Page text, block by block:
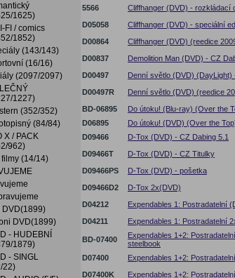
1625)
FI / comics
1852)
(143/143)
(16/16)
(2097/2097)
1227)
(352/352)
(84/84)
X / PACK
962)
(14/14)
DVD(1899)
DVD(1899)
- HUDEBNÍ
1879)
- SINGL
22)
5566
Cliffhanger (DVD) - rozkládací
D05058
Cliffhanger (DVD) - speciální
D00864
Cliffhanger (DVD) (reedice
D00837
Demolition Man (DVD) - CZ
D00497
Denní světlo (DVD)
D00497R
Denní světlo (DVD) (reedice
BD-06895
Do útoku! (Blu-ray) (Over the
D06895
Do útoku! (DVD) (Over the
D09466
D-Tox (DVD) - CZ Dabing 5.1
D09466T
D-Tox (DVD) - CZ Titulky
D09466PS
D-Tox (DVD) - pošetka
D09466D2
D-Tox 2x(DVD)
D04212
Expendables 1: Postradatelní
D04211
Expendables 1: Postradatelní
BD-07400
Expendables 1+2:
steelbook
D07400 Expendables 1+2:
D07400K
Expendables 1+2: